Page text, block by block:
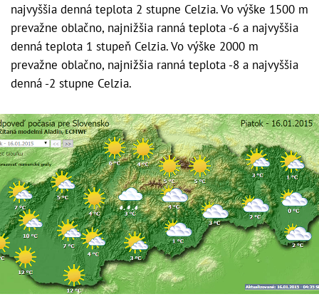
najvyššia denná teplota 2 stupne Celzia. Vo výške 1500 m
prevažne oblačno, najnižšia ranná teplota -6 a najvyššia
denná teplota 1 stupeň Celzia. Vo výške 2000 m
prevažne oblačno, najnižšia ranná teplota -8 a najvyššia
denná -2 stupne Celzia.